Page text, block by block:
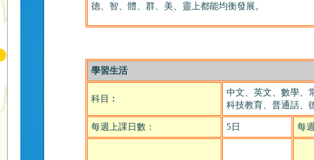
德、智、體、群、美、靈上都能均衡發展。
學習生活
科目︰
中文、英文、數學、
科技教育、普通話、
每週上課日數： 5日 每